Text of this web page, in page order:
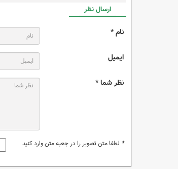
ارسال نظر
نام *
ایمیل
نظر شما *
* لطفا متن تصویر را در جعبه متن وارد کنید